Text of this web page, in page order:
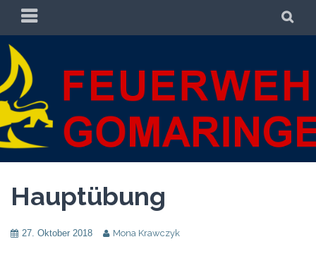
Zum
springen
PRIMÄRES
MENÜ
FREIWILLIGE
FEUERWEHR
GOMARINGEN
FREIWILLIGE FEUERWEHR GOMARINGEN
Hauptübung
27. Oktober 2018 Mona Krawczyk